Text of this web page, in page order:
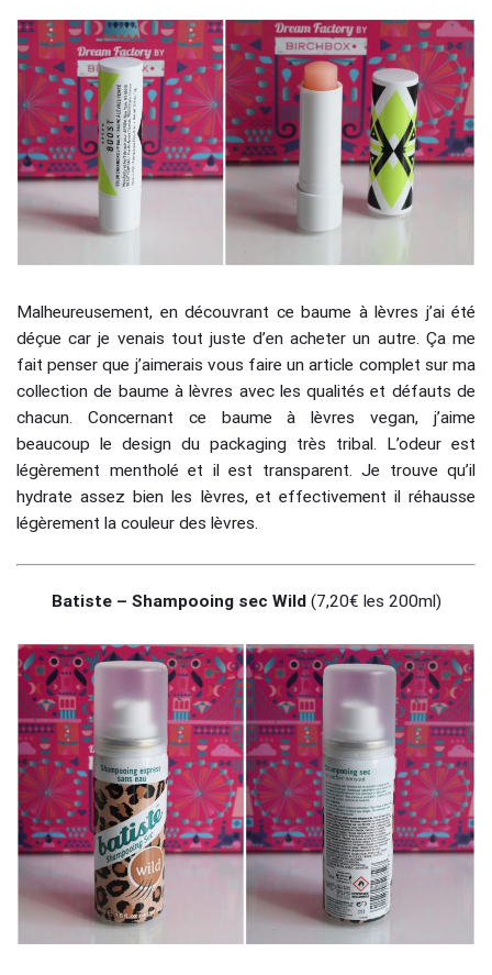
Malheureusement, en découvrant ce baume à lèvres j’ai été
déçue car je venais tout juste d’en acheter un autre. Ça me
fait penser que j’aimerais vous faire un article complet sur ma
collection de baume à lèvres avec les qualités et défauts de
chacun. Concernant ce baume à lèvres vegan, j’aime
beaucoup le design du packaging très tribal. L’odeur est
légèrement mentholé et il est transparent. Je trouve qu’il
hydrate assez bien les lèvres, et effectivement il réhausse
légèrement la couleur des lèvres.
Batiste – Shampooing sec Wild (7,20€ les 200ml)